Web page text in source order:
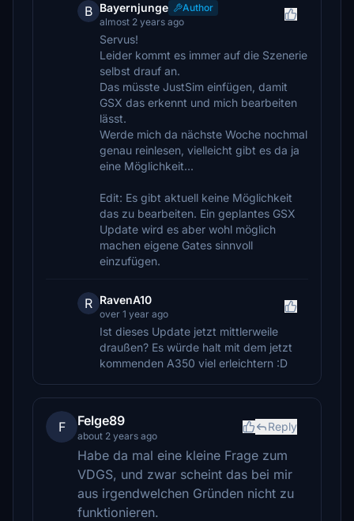
B Bayernjunge
Author
almost 2 years ago
Servus!
Leider kommt es immer auf die Szenerie
selbst drauf an.
Das müsste JustSim einfügen, damit
GSX das erkennt und mich bearbeiten
lässt.
Werde mich da nächste Woche nochmal
genau reinlesen, vielleicht gibt es da ja
eine Möglichkeit...
Edit: Es gibt aktuell keine Möglichkeit
das zu bearbeiten. Ein geplantes GSX
Update wird es aber wohl möglich
machen eigene Gates sinnvoll
einzufügen.
R RavenA10
over 1 year ago
Ist dieses Update jetzt mittlerweile
draußen? Es würde halt mit dem jetzt
kommenden A350 viel erleichtern :D
F Felge89
about 2 years ago
Reply
Habe da mal eine kleine Frage zum
VDGS, und zwar scheint das bei mir
aus irgendwelchen Gründen nicht zu
funktionieren.